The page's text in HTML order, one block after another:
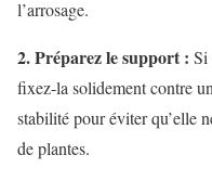
l’arrosage.
2. Préparez le support : Si
fixez-la solidement contre
stabilité pour éviter qu’elle
de plantes.